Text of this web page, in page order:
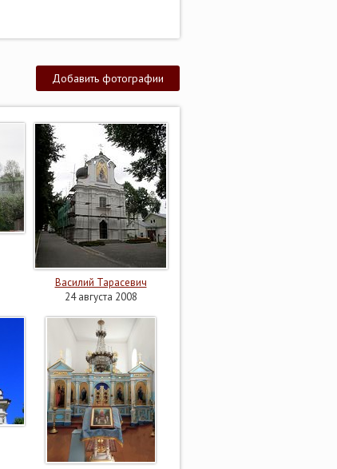
Добавить фотографии
Василий Тарасевич
24 августа 2008